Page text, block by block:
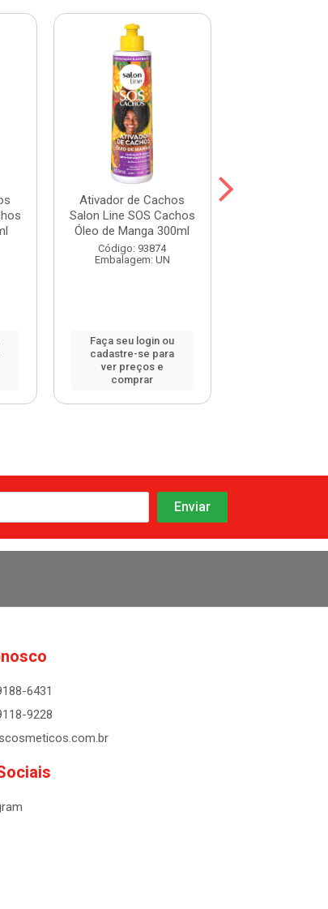
Ativador de Cachos
Salon Line SOS Cachos
Óleo de Manga 300ml
Código: 93874
Embalagem: UN
Faça seu login ou
cadastre-se para
ver preços e
comprar
6431
9228